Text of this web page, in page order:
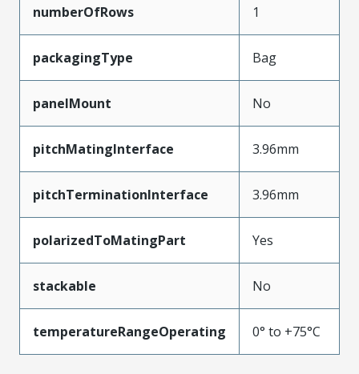
numberOfRows 1
packagingType Bag
panelMount No
pitchMatingInterface 3.96mm
pitchTerminationInterface 3.96mm
polarizedToMatingPart Yes
stackable No
temperatureRangeOperating 0° to +75°C